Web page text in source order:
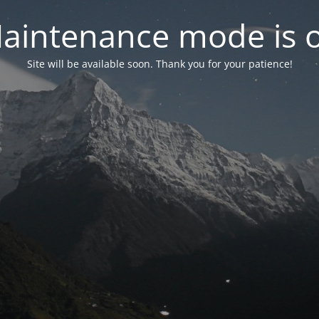
mode is
Site will be available soon. Thank you for your patience!